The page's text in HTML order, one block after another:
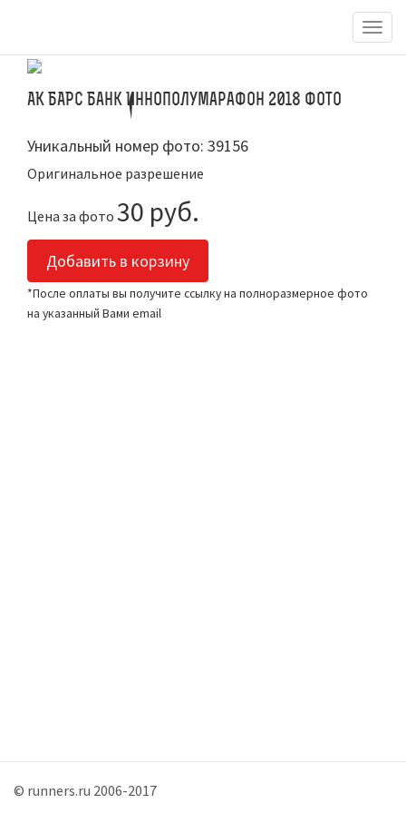
АК БАРС Банк Иннополумарафон 2018 Фото
Уникальный номер фото: 39156
Оригинальное разрешение
Цена за фото 30 руб.
Добавить в корзину
*После оплаты вы получите ссылку на полноразмерное фото
на указанный Вами email
© runners.ru 2006-2017